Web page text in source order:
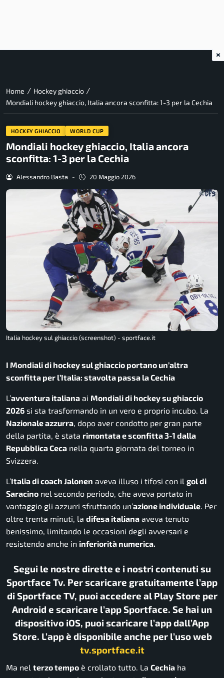
Home / Hockey ghiaccio /
Mondiali hockey ghiaccio, Italia ancora sconfitta: 1-3 per la Cechia
HOCKEY GHIACCIO WORLD CUP
Mondiali hockey ghiaccio, Italia ancora
sconfitta: 1-3 per la Cechia
Alessandro Basta - 20 Maggio 2026
Italia hockey sul ghiaccio (screenshot) - sportface.it
I Mondiali di hockey sul ghiaccio portano un’altra
sconfitta per l’Italia: stavolta passa la Cechia
L’avventura italiana ai Mondiali di hockey su ghiaccio
2026 si sta trasformando in un vero e proprio incubo. La
Nazionale azzurra, dopo aver condotto per gran parte
della partita, è stata rimontata e sconfitta 3-1 dalla
Repubblica Ceca nella quarta giornata del torneo in
Svizzera.
L’Italia di coach Jalonen aveva illuso i tifosi con il gol di
Saracino nel secondo periodo, che aveva portato in
vantaggio gli azzurri sfruttando un’azione individuale. Per
oltre trenta minuti, la difesa italiana aveva tenuto
benissimo, limitando le occasioni degli avversari e
resistendo anche in inferiorità numerica.
Segui le nostre dirette e i nostri contenuti su
Sportface Tv. Per scaricare gratuitamente l’app
di Sportface TV, puoi accedere al Play Store per
Android e scaricare l’app Sportface. Se hai un
dispositivo iOS, puoi scaricare l’app dall’App
Store. L’app è disponibile anche per l’uso web
tv.sportface.it
Ma nel terzo tempo è crollato tutto. La Cechia ha
×